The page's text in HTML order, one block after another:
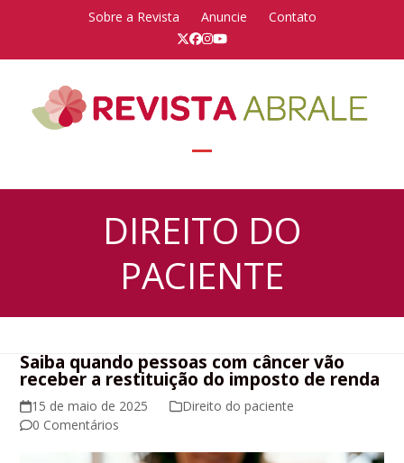
Sobre a Revista Anuncie
Contato
Twitter
Facebook
Instagram
YouTube
menu
menu
DIREITO DO
PACIENTE
Saiba quando pessoas com câncer vão
receber a restituição do imposto de renda
15 de maio de 2025
Direito do paciente
0 Comentários